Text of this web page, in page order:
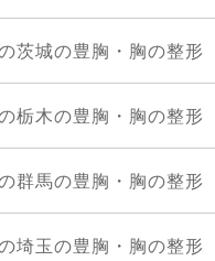
茨城の豊胸・胸の整形
栃木の豊胸・胸の整形
群馬の豊胸・胸の整形
埼玉の豊胸・胸の整形